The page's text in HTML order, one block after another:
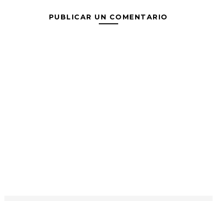
PUBLICAR UN COMENTARIO